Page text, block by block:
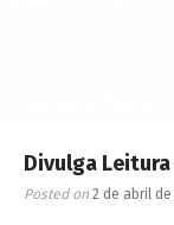
Divulga
Posted on 2 de abril de